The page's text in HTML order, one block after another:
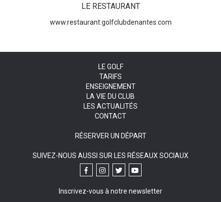
LE RESTAURANT
www.restaurant.golfclubdenantes.com
LE GOLF
TARIFS
ENSEIGNEMENT
LA VIE DU CLUB
LES ACTUALITÉS
CONTACT
RÉSERVER UN DÉPART
SUIVEZ-NOUS AUSSI SUR LES RÉSEAUX SOCIAUX
Inscrivez-vous à notre newsletter